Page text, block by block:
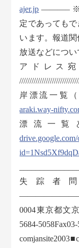
ajer.jp ———– ※
定であっても
います。報道
放送などにつ
アドレス
岸漂流一覧
araki.way-
漂流一覧
drive.google.com/
失踪者
0004東京都文
5684-